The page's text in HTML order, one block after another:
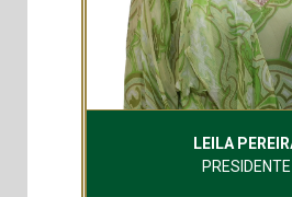
LEILA
PRESIDENTE